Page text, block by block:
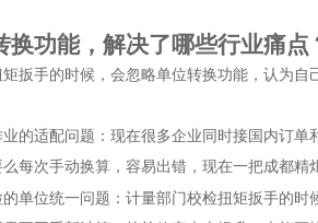
换功能，解决了哪些行业痛点
扳手的时候，会忽略单位转换功能，认为
的适配问题：现在很多企业同时接国内订
每次手动换算，容易出错，现在一把成都精
单位统一问题：计量部门校检扭矩扳手的